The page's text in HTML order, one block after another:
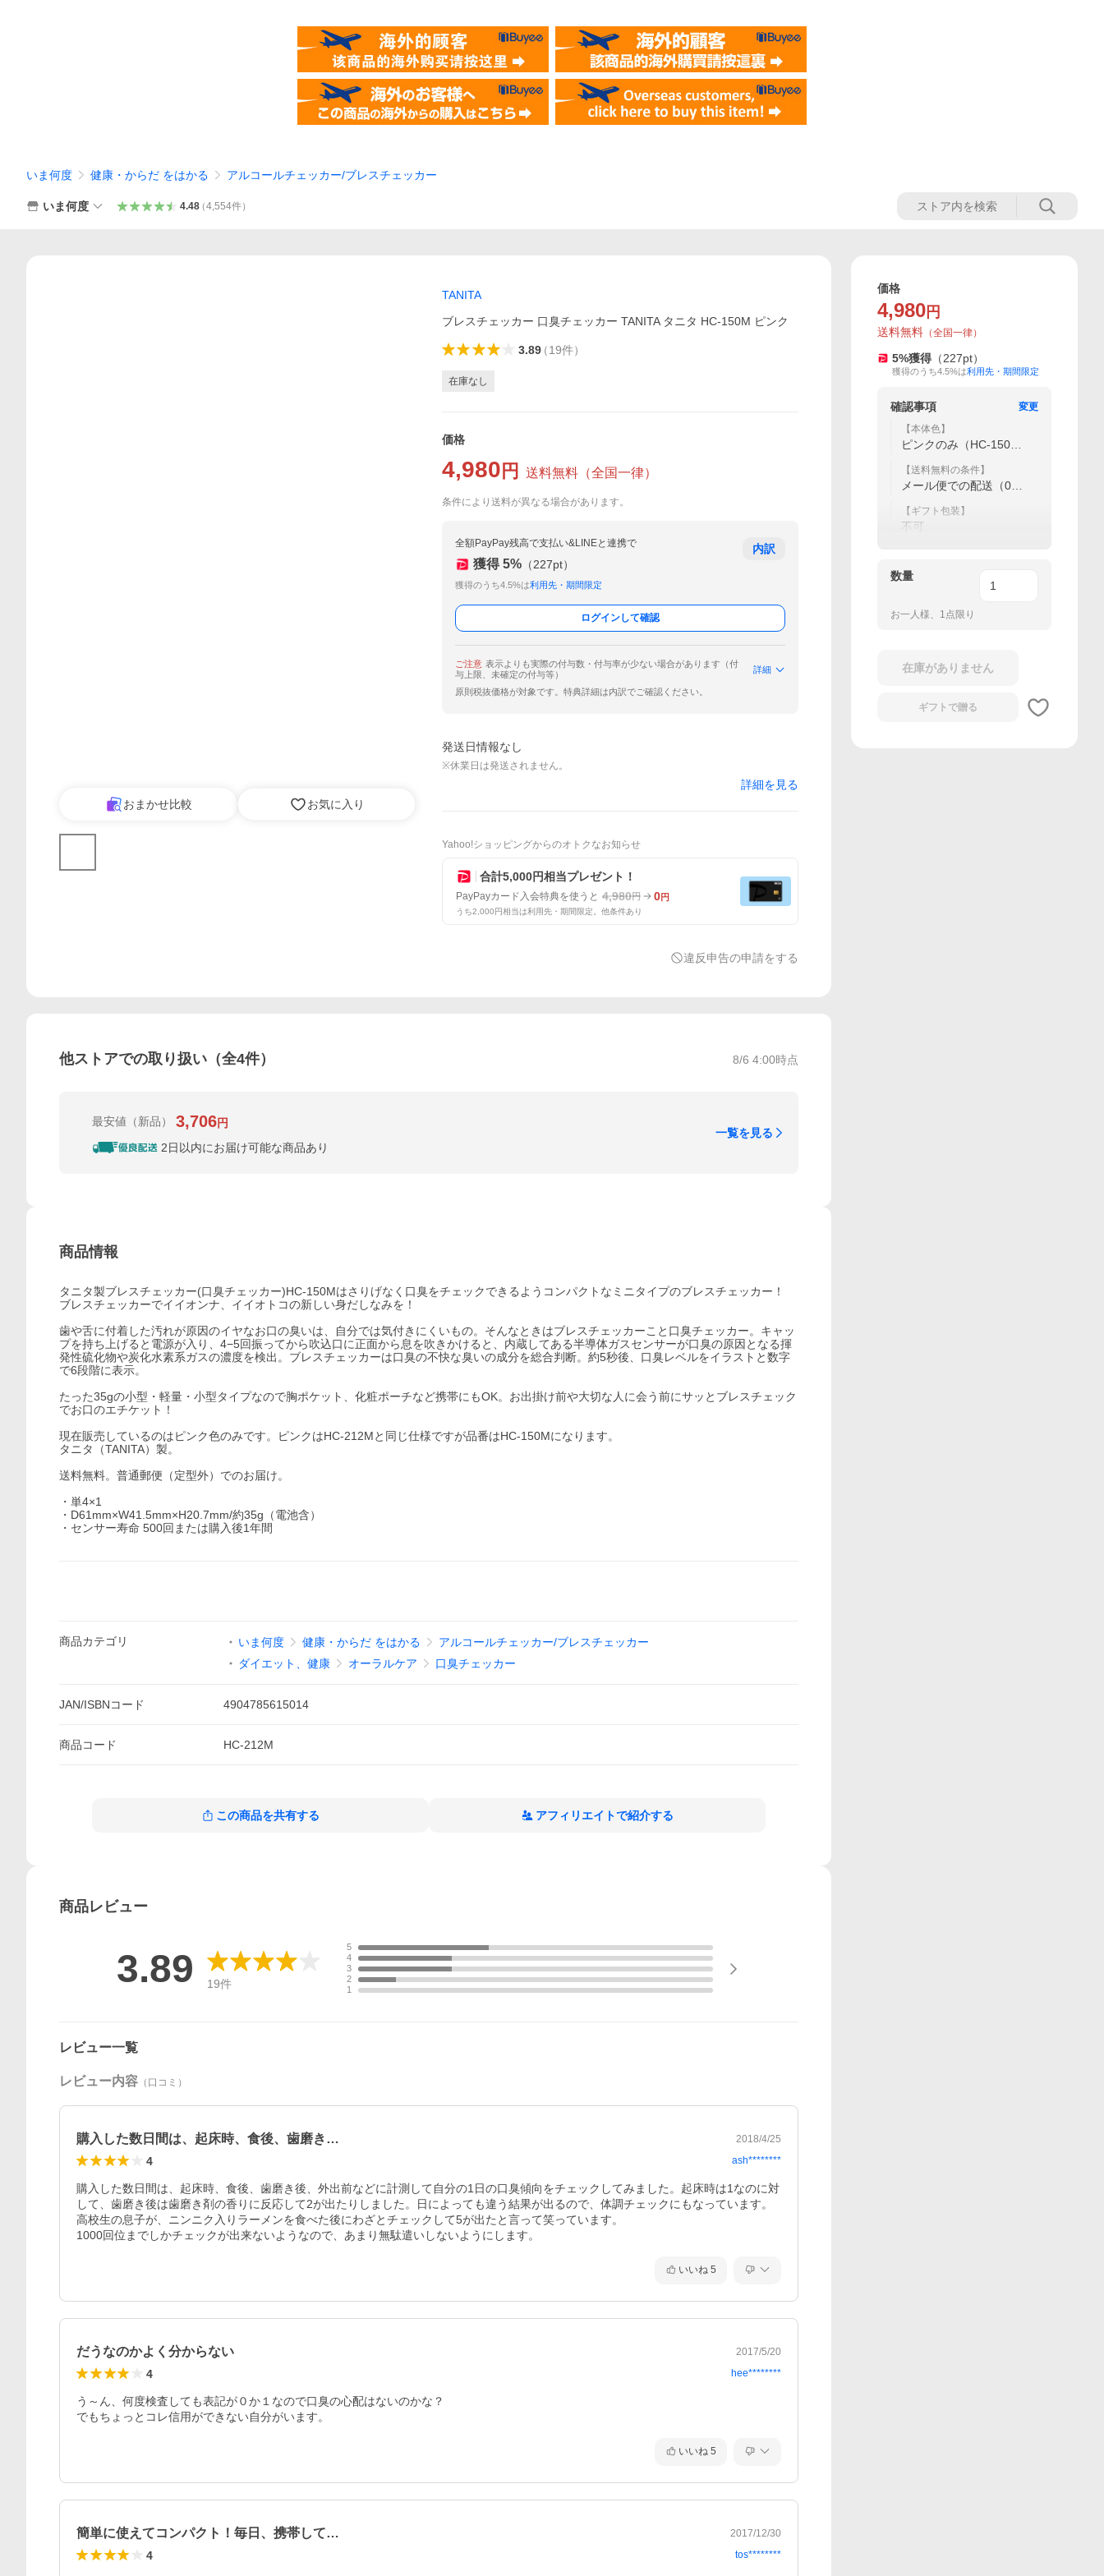
いま何度 健康・からだ をはかる アルコールチェッカー/ブレスチェッカー
いま何度 4.48（4,554件）
おまかせ比較 お気に入り
TANITA
ブレスチェッカー 口臭チェッカー TANITA タニタ HC-150M ピンク
3.89（19件）
在庫なし
価格
4,980 円 送料無料 （全国一律）
条件により送料が異なる場合があります。
全額PayPay残高で支払い&LINEと連携で
獲得 5% （227pt）
獲得のうち4.5%は利用先・期間限定
内訳
ログインして確認
ご注意 表示よりも実際の付与数・付与率が少ない場合があります（付
与上限、未確定の付与等）
詳細
原則税抜価格が対象です。特典詳細は内訳でご確認ください。
発送日情報なし
※休業日は発送されません。
詳細を見る
Yahoo!ショッピングからのオトクなお知らせ
合計5,000円相当プレゼント！
PayPayカード入会特典を使うと 4,980円 0円
うち2,000円相当は利用先・期間限定。他条件あり
違反申告の申請をする
他ストアでの取り扱い（全4件） 8/6 4:00時点
最安値 （新品） 3,706円
2日以内にお届け可能な商品あり
一覧を見る
商品情報
タニタ製ブレスチェッカー(口臭チェッカー)HC-150Mはさりげなく口臭をチェックできるようコンパクトなミニタイプのブレスチェッカー！
ブレスチェッカーでイイオンナ、イイオトコの新しい身だしなみを！
歯や舌に付着した汚れが原因のイヤなお口の臭いは、自分では気付きにくいもの。そんなときはブレスチェッカーこと口臭チェッカー。キャッ
プを持ち上げると電源が入り、4−5回振ってから吹込口に正面から息を吹きかけると、内蔵してある半導体ガスセンサーが口臭の原因となる揮
発性硫化物や炭化水素系ガスの濃度を検出。ブレスチェッカーは口臭の不快な臭いの成分を総合判断。約5秒後、口臭レベルをイラストと数字
で6段階に表示。
たった35gの小型・軽量・小型タイプなので胸ポケット、化粧ポーチなど携帯にもOK。お出掛け前や大切な人に会う前にサッとブレスチェック
でお口のエチケット！
現在販売しているのはピンク色のみです。ピンクはHC-212Mと同じ仕様ですが品番はHC-150Mになります。
タニタ（TANITA）製。
送料無料。普通郵便（定型外）でのお届け。
・単4×1
・D61mm×W41.5mm×H20.7mm/約35g（電池含）
・センサー寿命 500回または購入後1年間
商品カテゴリ いま何度 健康・からだ をはかる
アルコールチェッカー/ブレスチェッカー
ダイエット、健康
オーラルケア 口臭チェッカー
JAN/ISBNコード 4904785615014
商品コード HC-212M
この商品を共有する アフィリエイトで紹介する
商品レビュー
3.89 19件
5
4
3
2
1
レビュー一覧
レビュー内容 （口コミ）
購入した数日間は、起床時、食後、歯磨き… 2018/4/25
4 ash********
購入した数日間は、起床時、食後、歯磨き後、外出前などに計測して自分の1日の口臭傾向をチェックしてみました。起床時は1なのに対
して、歯磨き後は歯磨き剤の香りに反応して2が出たりしました。日によっても違う結果が出るので、体調チェックにもなっています。
高校生の息子が、ニンニク入りラーメンを食べた後にわざとチェックして5が出たと言って笑っています。
1000回位までしかチェックが出来ないようなので、あまり無駄遣いしないようにします。
いいね 5
だうなのかよく分からない 2017/5/20
4 hee********
う～ん、何度検査しても表記が０か１なので口臭の心配はないのかな？
でもちょっとコレ信用ができない自分がいます。
いいね 5
簡単に使えてコンパクト！毎日、携帯して… 2017/12/30
4 tos********
価格
4,980 円
送料無料 （全国一律）
5%獲得 （227pt）
獲得のうち4.5%は利用先・期間限定
確認事項
変更
【本体色】
ピンクのみ（HC-150
【送料無料の条件】
メール便での配送（0
【ギフト包装】
不可
数量
お一人様、1点限り
在庫がありません
ギフトで贈る